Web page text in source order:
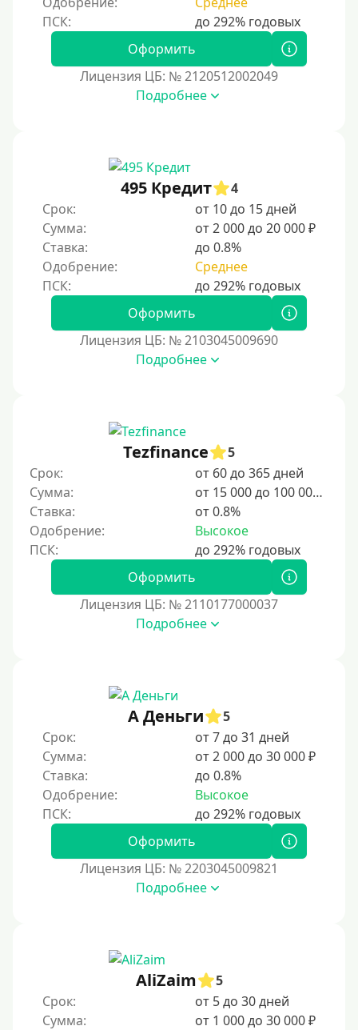
Онлайн круглосуточно
Ночью
На карту круглосуточно
1 день
2 дня
3 дня
5 дней
На месяц
30 дней без процентов
2 месяца
60 дней
90 дней
10 месяцев
Год
365 дней
2 года
3 года
Долгосрочные
Принятие решения
Оформить
Лицензия ЦБ: № 2120512002049
Подробнее
495 Кредит
4
Срок:
от 10 до 15 дней
Сумма:
от 2 000 до 20 000 ₽
Ставка:
до 0.8%
Одобрение:
Среднее
Оформить
Лицензия ЦБ: № 2103045009690
Подробнее
Tezfinance
5
Срок:
от 60 до 365 дней
Сумма:
от 15 000 до 100 000 ₽
Ставка:
от 0.8%
Одобрение:
Высокое
Оформить
Лицензия ЦБ: № 2110177000037
Подробнее
А Деньги
5
Срок:
от 7 до 31 дней
Сумма:
от 2 000 до 30 000 ₽
Ставка:
до 0.8%
Одобрение:
Высокое
Оформить
Лицензия ЦБ: № 2203045009821
Подробнее
AliZaim
5
Срок:
от 5 до 30 дней
Сумма:
от 1 000 до 30 000 ₽